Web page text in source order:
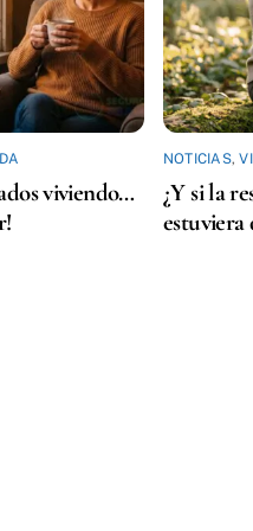
viviendo…
NOTICIAS,
¿Y si la
estuviera